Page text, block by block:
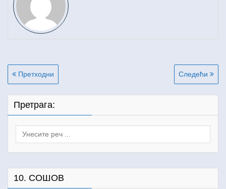
Кретање
чланка
Претходни Следећи
Претрага:
Search
10. СОШОВ